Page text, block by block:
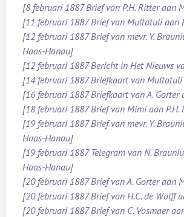
[8 februari 1887 Brief van P.H. Ritter aan
[11 februari 1887 Brief van Multatuli aan
[12 februari 1887 Brief van mevr. Y.
Haas-Hanau]
[12 februari 1887 Bericht in Het Nieuws
[14 februari 1887 Briefkaart van Multatuli
[16 februari 1887 Briefkaart van A.
[18 februari 1887 Brief van Mimi aan P.H.
[19 februari 1887 Brief van mevr. Y.
Haas-Hanau]
[19 februari 1887 Telegram van N.
Haas-Hanau]
[20 februari 1887 Brief van A. Gorter aan
[20 februari 1887 Brief van H.C. de Wolff
[20 februari 1887 Brief van C. Vosmaer